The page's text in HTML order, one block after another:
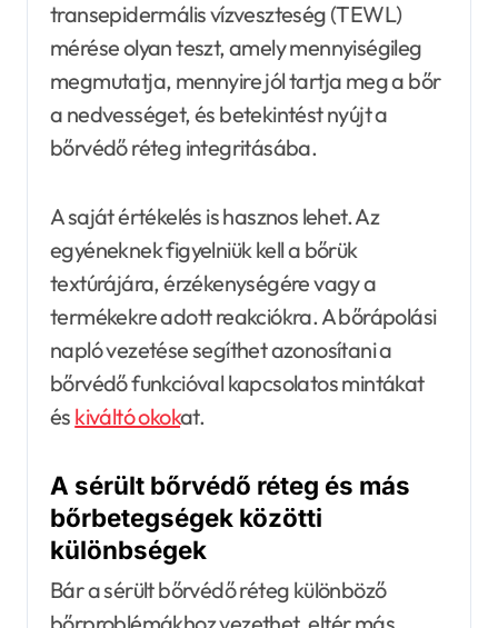
transepidermális vízveszteség (TEWL)
mérése olyan teszt, amely mennyiségileg
megmutatja, mennyire jól tartja meg a bőr
a nedvességet, és betekintést nyújt a
bőrvédő réteg integritásába.
A saját értékelés is hasznos lehet. Az
egyéneknek figyelniük kell a bőrük
textúrájára, érzékenységére vagy a
termékekre adott reakciókra. A bőrápolási
napló vezetése segíthet azonosítani a
bőrvédő funkcióval kapcsolatos mintákat
és kiváltó okokat.
A sérült bőrvédő réteg és más
bőrbetegségek közötti
különbségek
Bár a sérült bőrvédő réteg különböző